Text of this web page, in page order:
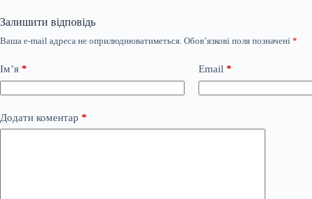
Залишити відповідь
Ваша e-mail адреса не оприлюднюватиметься. Обов’язкові поля позначені *
Ім’я * Email *
Додати коментар *